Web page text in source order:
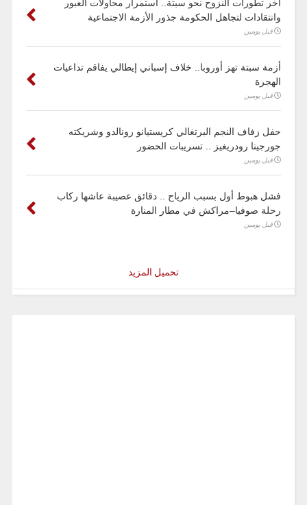
آخر تطورات النزوح نحو سبتة.. استمرار محاولات العبور
وانتقادات لتجاهل الحكومة جذور الأزمة الاجتماعية
قبل يومين
أزمة سبتة تهز أوروبا.. خلاف إسباني إيطالي يفاقم تداعيات
الهجرة
قبل يومين
حفل زفاف النجم البرتغالي كريستيانو رونالدو وشريكته
جورجينا رودريغيز .. تسريبات الحضور
قبل يومين
فشل هبوط أول بسبب الرياح .. دقائق عصيبة عاشها ركاب
رحلة صوفيا–مراكش في مطار المنارة
قبل يومين
تحميل المزيد